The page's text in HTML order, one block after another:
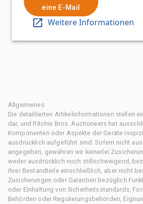
eine E-Mail
Weitere Informationen
Allgemeines
Die detaillierten Artikelinformationen stellen
dar, und Ritchie Bros. Auctioneers hat
Komponenten oder Aspekte der Geräte
ausdrücklich aufgeführt sind. Sofern nicht
angegeben, gewähren wir keinerlei
weder ausdrücklich noch stillschweigend,
ihrer Bestandteile einschließlich, aber nicht
Zusicherungen oder Garantien bezüglich
oder Einhaltung von Sicherheitsstandards,
Behörden oder Regulierungsbehörden,